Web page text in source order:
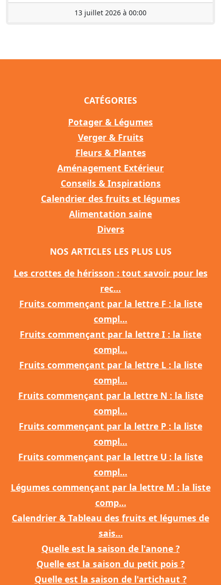
13 juillet 2026 à 00:00
CATÉGORIES
Potager & Légumes
Verger & Fruits
Fleurs & Plantes
Aménagement Extérieur
Conseils & Inspirations
Calendrier des fruits et légumes
Alimentation saine
Divers
NOS ARTICLES LES PLUS LUS
Les crottes de hérisson : tout savoir pour les
rec...
Fruits commençant par la lettre F : la liste
compl...
Fruits commençant par la lettre I : la liste
compl...
Fruits commençant par la lettre L : la liste
compl...
Fruits commençant par la lettre N : la liste
compl...
Fruits commençant par la lettre P : la liste
compl...
Fruits commençant par la lettre U : la liste
compl...
Légumes commençant par la lettre M : la liste
comp...
Calendrier & Tableau des fruits et légumes de
sais...
Quelle est la saison de l'anone ?
Quelle est la saison du petit pois ?
Quelle est la saison de l'artichaut ?